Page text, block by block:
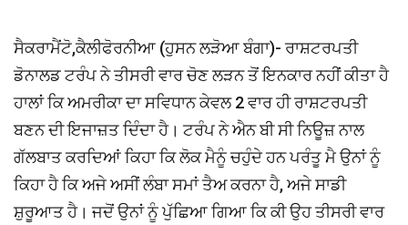
ਸੈਕਰਾਮੈਂਟੋ,ਕੈਲੀਫੋਰਨੀਆ (ਹੁਸਨ ਲੜੋਆ ਬੰਗਾ)- ਰਾਸ਼ਟਰਪਤੀ
ਡੋਨਾਲਡ ਟਰੰਪ ਨੇ ਤੀਸਰੀ ਵਾਰ ਚੋਣ ਲੜਨ ਤੋਂ ਇਨਕਾਰ ਨਹੀਂ ਕੀਤਾ ਹੈ
ਹਾਲਾਂ ਕਿ ਅਮਰੀਕਾ ਦਾ ਸਵਿਧਾਨ ਕੇਵਲ 2 ਵਾਰ ਹੀ ਰਾਸ਼ਟਰਪਤੀ
ਬਣਨ ਦੀ ਇਜਾਜ਼ਤ ਦਿੰਦਾ ਹੈ। ਟਰੰਪ ਨੇ ਐਨ ਬੀ ਸੀ ਨਿਊਜ਼ ਨਾਲ
ਗੱਲਬਾਤ ਕਰਦਿਆਂ ਕਿਹਾ ਕਿ ਲੋਕ ਮੈਨੂੰ ਚਹੁੰਦੇ ਹਨ ਪਰੰਤੂ ਮੈ ਉਨਾਂ ਨੂੰ
ਕਿਹਾ ਹੈ ਕਿ ਅਜੇ ਅਸੀਂ ਲੰਬਾ ਸਮਾਂ ਤੈਅ ਕਰਨਾ ਹੈ, ਅਜੇ ਸਾਡੀ
ਸ਼ੁਰੂਆਤ ਹੈ। ਜਦੋਂ ਉਨਾਂ ਨੂੰ ਪੁੱਛਿਆ ਗਿਆ ਕਿ ਕੀ ਉਹ ਤੀਸਰੀ ਵਾਰ